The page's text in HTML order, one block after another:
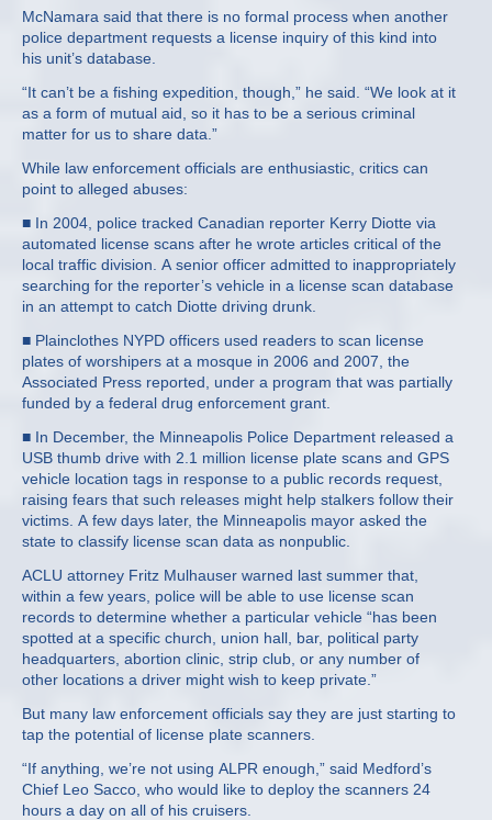
McNamara said that there is no formal process when another
police department requests a license inquiry of this kind into
his unit’s database.
“It can’t be a fishing expedition, though,” he said. “We look at it
as a form of mutual aid, so it has to be a serious criminal
matter for us to share data.”
While law enforcement officials are enthusiastic, critics can
point to alleged abuses:
■ In 2004, police tracked Canadian reporter Kerry Diotte via
automated license scans after he wrote articles critical of the
local traffic division. A senior officer admitted to inappropriately
searching for the reporter’s vehicle in a license scan database
in an attempt to catch Diotte driving drunk.
■ Plainclothes NYPD officers used readers to scan license
plates of worshipers at a mosque in 2006 and 2007, the
Associated Press reported, under a program that was partially
funded by a federal drug enforcement grant.
■ In December, the Minneapolis Police Department released a
USB thumb drive with 2.1 million license plate scans and GPS
vehicle location tags in response to a public records request,
raising fears that such releases might help stalkers follow their
victims. A few days later, the Minneapolis mayor asked the
state to classify license scan data as nonpublic.
ACLU attorney Fritz Mulhauser warned last summer that,
within a few years, police will be able to use license scan
records to determine whether a particular vehicle “has been
spotted at a specific church, union hall, bar, political party
headquarters, abortion clinic, strip club, or any number of
other locations a driver might wish to keep private.”
But many law enforcement officials say they are just starting to
tap the potential of license plate scanners.
“If anything, we’re not using ALPR enough,” said Medford’s
Chief Leo Sacco, who would like to deploy the scanners 24
hours a day on all of his cruisers.